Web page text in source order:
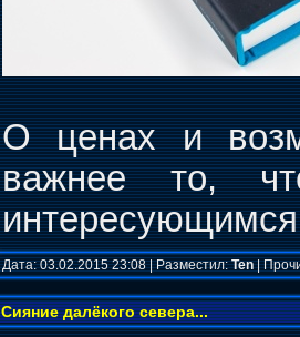
О ценах и
важнее то,
Дата: 03.02.2015 23:08 | Разместил:Ten|
Cияние далёкого севера...